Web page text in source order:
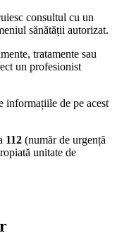
consultul cu un
sănătății autorizat.
tratamente sau
un profesionist
informațiile de pe acest
112 (număr de urgență
unitate de